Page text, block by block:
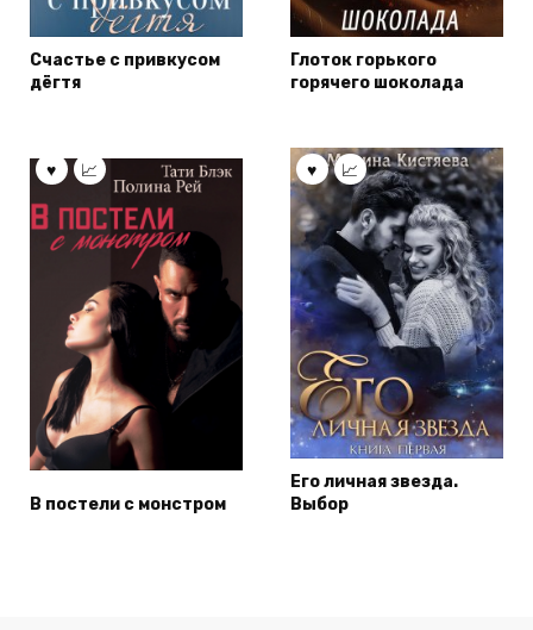
Счастье с привкусом
дёгтя
Глоток горького
горячего шоколада
В постели с монстром
Его личная звезда.
Выбор